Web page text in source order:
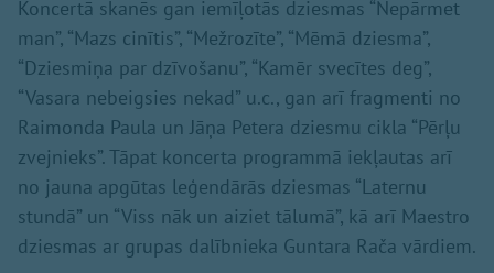
Koncertā skanēs gan iemīļotās dziesmas “Nepārmet
man”, “Mazs cinītis”, “Mežrozīte”, “Mēmā dziesma”,
“Dziesmiņa par dzīvošanu”, “Kamēr svecītes deg”,
“Vasara nebeigsies nekad” u.c., gan arī fragmenti no
Raimonda Paula un Jāņa Petera dziesmu cikla “Pērļu
zvejnieks”. Tāpat koncerta programmā iekļautas arī
no jauna apgūtas leģendārās dziesmas “Laternu
stundā” un “Viss nāk un aiziet tālumā”, kā arī Maestro
dziesmas ar grupas dalībnieka Guntara Rača vārdiem.